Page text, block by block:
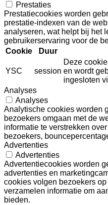
Prestaties
Prestatiecookies worden
prestatie-indexen van de
analyseren, wat helpt bij het
gebruikerservaring voor de
Cookie
Duur
YSC session
Deze
en wordt
ingesloten
Analyses
Analyses
Analytische cookies worden
bezoekers omgaan met de
informatie te verstrekken
bezoekers,
Advertenties
Advertenties
Advertentiecookies worden
advertenties en
cookies volgen bezoekers
verzamelen informatie om
bieden.